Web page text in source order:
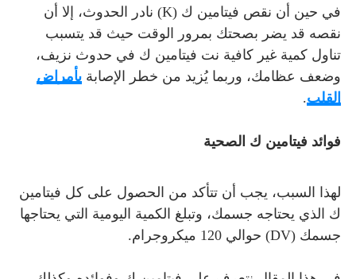
في حين أن نقص فيتامين ك (K) نادر الحدوث، إلا أن
نقصه قد يضر بصحتك بمرور الوقت حيث قد يتسبب
تناول كمية غير كافية نت فيتامين ك في حدوث نزيف،
وضعف عظامك، وربما يُزيد من خطر الإصابة بأمراض
القلب.
فوائد فيتامين ك الصحية
لهذا السبب، يجب أن تتأكد من الحصول على كل فيتامين
ك الذي يحتاجه جسمك، وتبلغ الكمية اليومية التي يحتاجها
جسمك (DV) حوالي 120 ميكروجرام.